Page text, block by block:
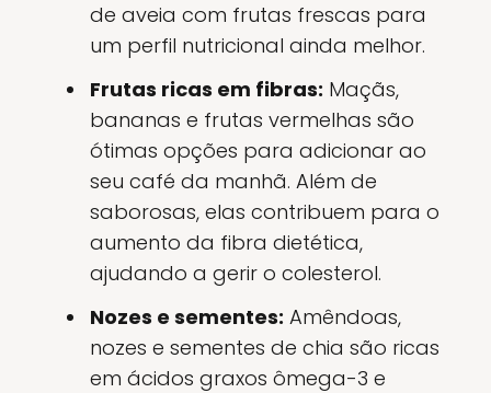
de aveia com frutas frescas para
um perfil nutricional ainda melhor.
Frutas ricas em fibras: Maçãs,
bananas e frutas vermelhas são
ótimas opções para adicionar ao
seu café da manhã. Além de
saborosas, elas contribuem para o
aumento da fibra dietética,
ajudando a gerir o colesterol.
Nozes e sementes: Amêndoas,
nozes e sementes de chia são ricas
em ácidos graxos ômega-3 e